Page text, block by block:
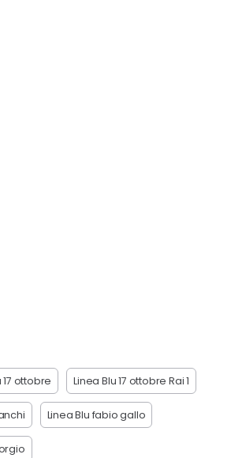
17 ottobre Linea Blu 17 ottobre Rai 1
Linea Blu fabio gallo